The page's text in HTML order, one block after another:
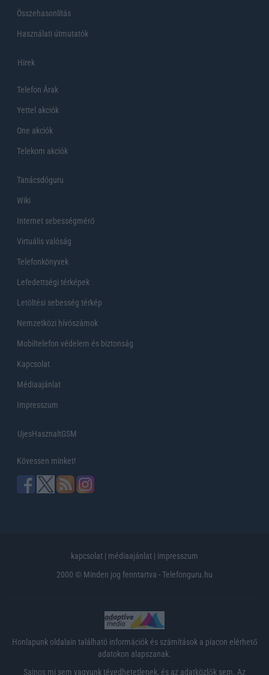
Összehasonlítás
Használati útmutatók
Hirek
Telefon Árak
Yettel akciók
One akciók
Telekom akciók
Tanácsdóguru
Wiki
Internet sebességmérő
Virtuális valóság
Telefonkönyvek
Lefedettségi térképek
Letöltési sebesség térkép
Nemzetközi hívószámok
Mobiltelefon védelem és biztonság
Kapcsolat
Médiaajánlat
Impresszum
UjesHasznaltGSM
Kövessen minket!
kapcsolat | médiaajánlat | impresszum
2000 © Minden jog fenntartva - Telefonguru.hu
Honlapunk oldalain található információk és számítások a piacon elérhető
adatokon alapszanak.
Sajnos mi sem vagyunk tévedhetetlenek, és az adatközlők sem. Az